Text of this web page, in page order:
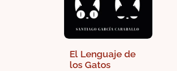
El Lenguaje de
los Gatos